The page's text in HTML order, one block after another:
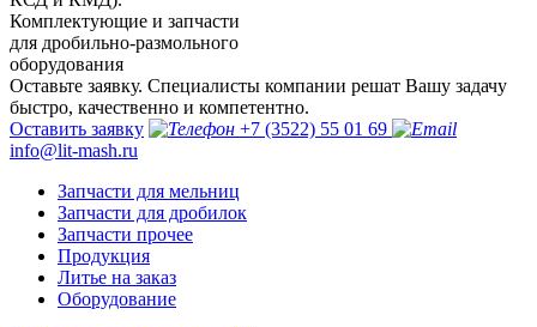
Комплектующие и запчасти
для дробильно-размольного
оборудования
Оставьте заявку. Специалисты компании решат Вашу задачу
быстро, качественно и компетентно.
Оставить заявку
+7 (3522) 55 01 69
info@lit-mash.ru
Запчасти для мельниц
Запчасти для дробилок
Запчасти прочее
Продукция
Литье на заказ
Оборудование